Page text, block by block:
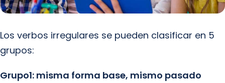
Los verbos irregulares se pueden clasificar en 5
grupos:
Grupo1: misma forma base, mismo pasado